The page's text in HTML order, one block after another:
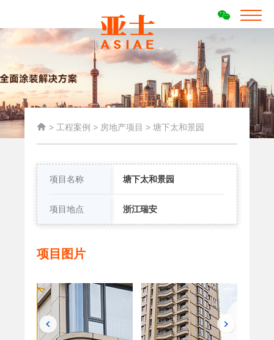
 > 工程案例 > 房地产项目 > 塘下太和景园
项目名称 塘下太和景园
项目地点 浙江瑞安
项目图片